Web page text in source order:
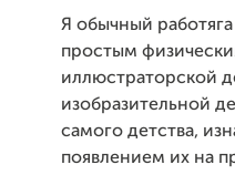
Я обычный работяга
простым
иллюстраторской
изобразительной
самого детства,
появлением их на